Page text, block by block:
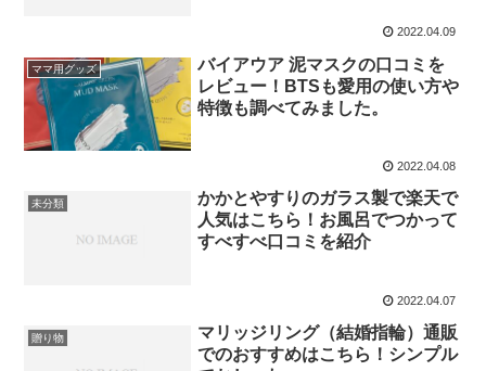
2022.04.09
ママ用グッズ
バイアウア 泥マスクの口コミを
レビュー！BTSも愛用の使い方や
特徴も調べてみました。
2022.04.08
未分類
かかとやすりのガラス製で楽天で
人気はこちら！お風呂でつかって
すべすべ口コミを紹介
2022.04.07
贈り物
マリッジリング（結婚指輪）通販
でのおすすめはこちら！シンプル